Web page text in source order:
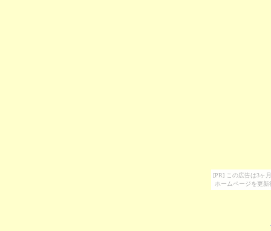
[PR] この広告は3ヶ
ホームページを更